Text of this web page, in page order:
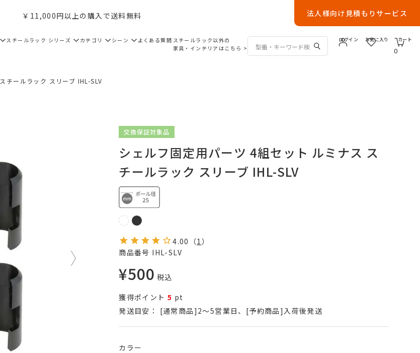
￥11,000円以上の購入で送料無料 法人様向け見積もりサービス
スチールラック シリーズ カテゴリ シーン よくある質問 スチールラック以外の
家具・インテリアはこちら >
ログイン お気に入り
0
カート
チールラック スリーブ IHL-SLV
交換保証対象品
シェルフ固定用パーツ 4組セット ルミナス ス
チールラック スリーブ IHL-SLV
4.00 （1 ）
商品番号 IHL-SLV
¥500 税込
獲得ポイント 5 pt
発送目安：
[通常商品]2～5営業日、[予約商品]入荷後発送
カラー